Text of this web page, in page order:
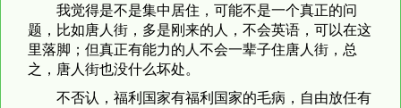
我觉得是不是集中居住，可能不是一个真正的问
题，比如唐人街，多是刚来的人，不会英语，可以在这
里落脚；但真正有能力的人不会一辈子住唐人街，总
之，唐人街也没什么坏处。
不否认，福利国家有福利国家的毛病，自由放任有